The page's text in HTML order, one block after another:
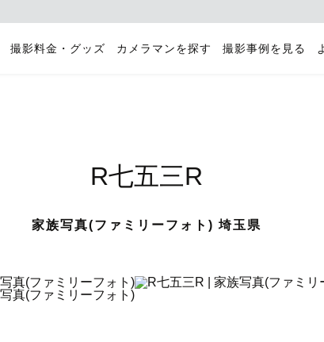
撮影料金・グッズ カメラマンを探す 撮影事例を見る
R七五三R
家族写真(ファミリーフォト) 埼玉県